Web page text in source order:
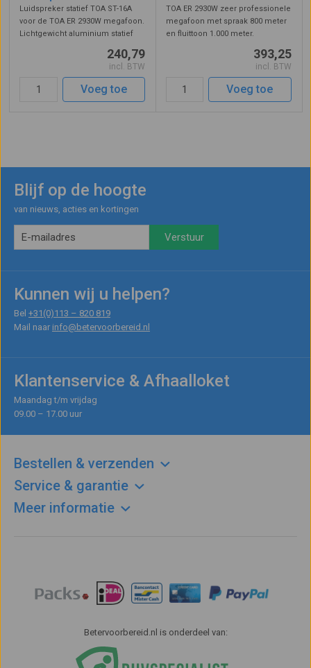
Luidspreker statief TOA ST-16A
voor de TOA ER 2930W megafoon.
Lichtgewicht aluminium statief
1,13 tot 1,66 meter. Aan de
onderzijde voorzien van 3
uitklapbare benen die voorzien
zijn va ...
240,79
incl. BTW
Voeg toe
TOA ER 2930W zeer professionele
megafoon met spraak 800 meter
en fluittoon 1.000 meter.
en volume regelaar. Aansluiting
en volume regeling voor externe
microfoon en AUX. Wordt gevoed
393,25
incl. BTW
Voeg toe
Blijf op de hoogte
van nieuws, acties en kortingen
Kunnen wij u helpen?
Bel +31(0)113 – 820 819
Mail naar info@betervoorbereid.nl
Klantenservice & Afhaalloket
Maandag t/m vrijdag
09.00 – 17.00 uur
Bestellen & verzenden
Service & garantie
Meer informatie
Betervoorbereid.nl is onderdeel van: